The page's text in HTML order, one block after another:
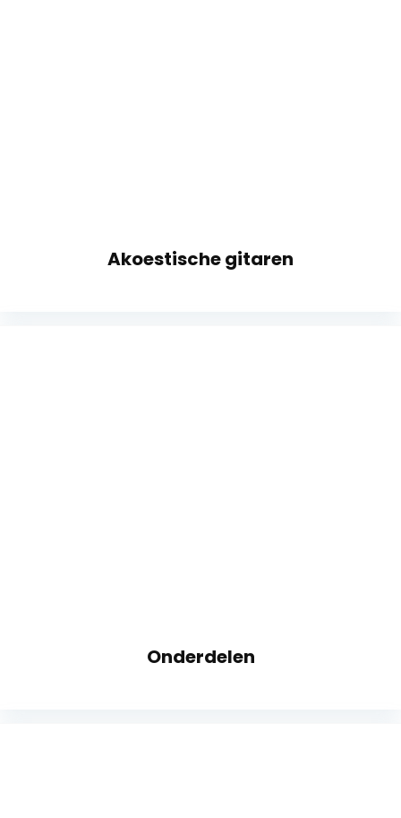
Akoestische gitaren
Onderdelen